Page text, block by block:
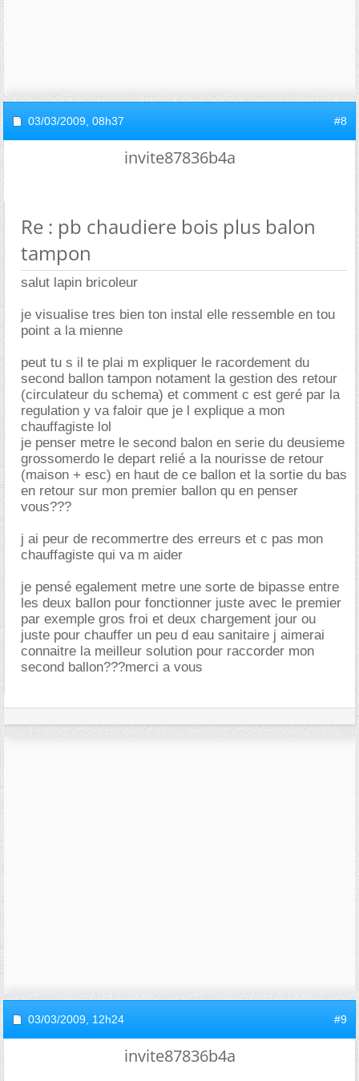
03/03/2009, 08h37 #8
invite87836b4a
Re : pb chaudiere bois plus balon
tampon
salut lapin bricoleur
je visualise tres bien ton instal elle ressemble en tou
point a la mienne
peut tu s il te plai m expliquer le racordement du
second ballon tampon notament la gestion des retour
(circulateur du schema) et comment c est geré par la
regulation y va faloir que je l explique a mon
chauffagiste lol
je penser metre le second balon en serie du deusieme
grossomerdo le depart relié a la nourisse de retour
(maison + esc) en haut de ce ballon et la sortie du bas
en retour sur mon premier ballon qu en penser
vous???
j ai peur de recommertre des erreurs et c pas mon
chauffagiste qui va m aider
je pensé egalement metre une sorte de bipasse entre
les deux ballon pour fonctionner juste avec le premier
par exemple gros froi et deux chargement jour ou
juste pour chauffer un peu d eau sanitaire j aimerai
connaitre la meilleur solution pour raccorder mon
second ballon???merci a vous
03/03/2009, 12h24 #9
invite87836b4a